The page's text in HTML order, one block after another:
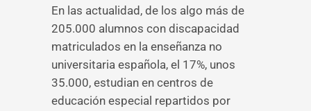
En las actualidad, de los algo más de
205.000 alumnos con discapacidad
matriculados en la enseñanza no
universitaria española, el 17%, unos
35.000, estudian en centros de
educación especial repartidos por